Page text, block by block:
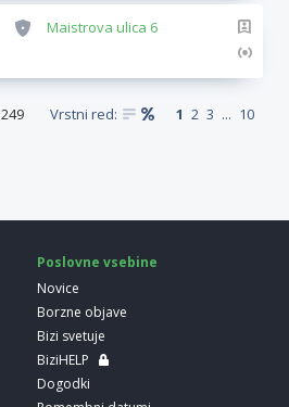
Maistrova ulica 6
249 Vrstni red: 1 2 3 ... 10
Poslovne vsebine
Novice
Borzne objave
Bizi svetuje
BiziHELP
Dogodki